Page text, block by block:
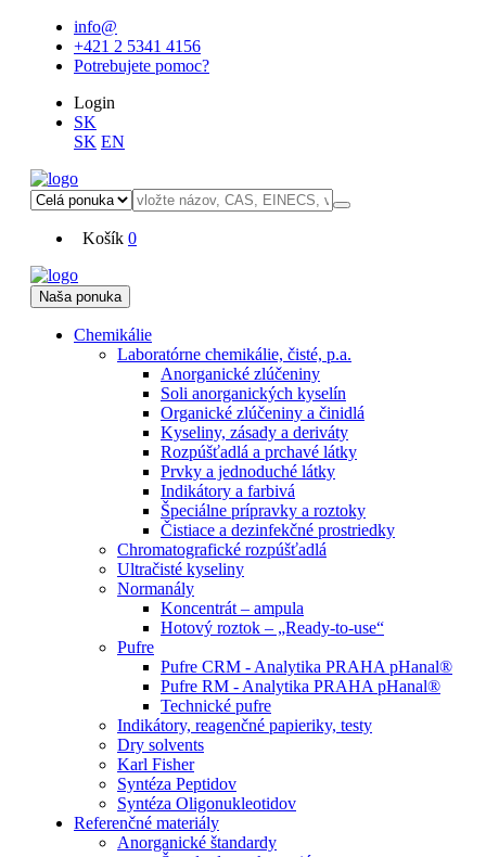
info@
+421 2 5341 4156
Potrebujete pomoc?
Login
SK
SK EN
Košík 0
Naša ponuka
Chemikálie
Laboratórne chemikálie, čisté, p.a.
Anorganické zlúčeniny
Soli anorganických kyselín
Organické zlúčeniny a činidlá
Kyseliny, zásady a deriváty
Rozpúšťadlá a prchavé látky
Prvky a jednoduché látky
Indikátory a farbivá
Špeciálne prípravky a roztoky
Čistiace a dezinfekčné prostriedky
Chromatografické rozpúšťadlá
Ultračisté kyseliny
Normanály
Koncentrát – ampula
Hotový roztok – „Ready-to-use“
Pufre
Pufre CRM - Analytika PRAHA pHanal®
Pufre RM - Analytika PRAHA pHanal®
Technické pufre
Indikátory, reagenčné papieriky, testy
Dry solvents
Karl Fisher
Syntéza Peptidov
Syntéza Oligonukleotidov
Referenčné materiály
Anorganické štandardy